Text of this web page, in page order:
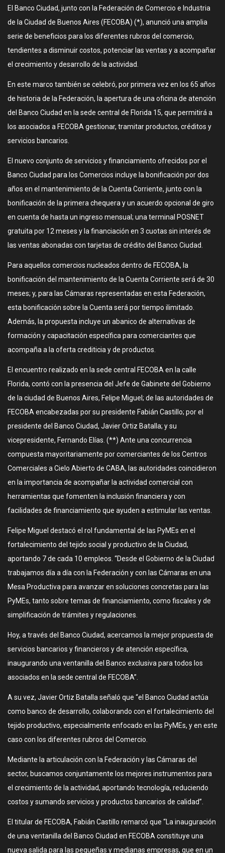
El Banco Ciudad, junto con la Federación de Comercio e Industria
de la Ciudad de Buenos Aires (FECOBA) (*), anunció una amplia
serie de beneficios para los diferentes rubros del comercio,
tendientes a disminuir costos, potenciar las ventas y a acompañar
el crecimiento y desarrollo de la actividad.
En este marco también se celebró, por primera vez en los 65 años
de historia de la Federación, la apertura de una oficina de atención
del Banco Ciudad en la sede central de Florida 15, que permitirá a
los asociados a FECOBA gestionar, tramitar productos, créditos y
servicios bancarios.
El nuevo conjunto de servicios y financiamiento ofrecidos por el
Banco Ciudad para los Comercios incluye la bonificación por dos
años en el mantenimiento de la Cuenta Corriente, junto con la
bonificación de la primera chequera y un acuerdo opcional de giro
en cuenta de hasta un ingreso mensual; una terminal POSNET
gratuita por 12 meses y la financiación en 3 cuotas sin interés de
las ventas abonadas con tarjetas de crédito del Banco Ciudad.
Para aquellos comercios nucleados dentro de FECOBA, la
bonificación del mantenimiento de la Cuenta Corriente será de 30
meses; y, para las Cámaras representadas en esta Federación,
esta bonificación sobre la Cuenta será por tiempo ilimitado.
Además, la propuesta incluye un abanico de alternativas de
formación y capacitación específica para comerciantes que
acompaña a la oferta crediticia y de productos.
El encuentro realizado en la sede central FECOBA en la calle
Florida, contó con la presencia del Jefe de Gabinete del Gobierno
de la ciudad de Buenos Aires, Felipe Miguel; de las autoridades de
FECOBA encabezadas por su presidente Fabián Castillo; por el
presidente del Banco Ciudad, Javier Ortiz Batalla; y su
vicepresidente, Fernando Elías. (**) Ante una concurrencia
compuesta mayoritariamente por comerciantes de los Centros
Comerciales a Cielo Abierto de CABA, las autoridades coincidieron
en la importancia de acompañar la actividad comercial con
herramientas que fomenten la inclusión financiera y con
facilidades de financiamiento que ayuden a estimular las ventas.
Felipe Miguel destacó el rol fundamental de las PyMEs en el
fortalecimiento del tejido social y productivo de la Ciudad,
aportando 7 de cada 10 empleos. “Desde el Gobierno de la Ciudad
trabajamos día a día con la Federación y con las Cámaras en una
Mesa Productiva para avanzar en soluciones concretas para las
PyMEs, tanto sobre temas de financiamiento, como fiscales y de
simplificación de trámites y regulaciones.
Hoy, a través del Banco Ciudad, acercamos la mejor propuesta de
servicios bancarios y financieros y de atención específica,
inaugurando una ventanilla del Banco exclusiva para todos los
asociados en la sede central de FECOBA”.
A su vez, Javier Ortiz Batalla señaló que “el Banco Ciudad actúa
como banco de desarrollo, colaborando con el fortalecimiento del
tejido productivo, especialmente enfocado en las PyMEs, y en este
caso con los diferentes rubros del Comercio.
Mediante la articulación con la Federación y las Cámaras del
sector, buscamos conjuntamente los mejores instrumentos para
el crecimiento de la actividad, aportando tecnología, reduciendo
costos y sumando servicios y productos bancarios de calidad”.
El titular de FECOBA, Fabián Castillo remarcó que “La inauguración
de una ventanilla del Banco Ciudad en FECOBA constituye una
nueva salida para las pequeñas y medianas empresas, que en un